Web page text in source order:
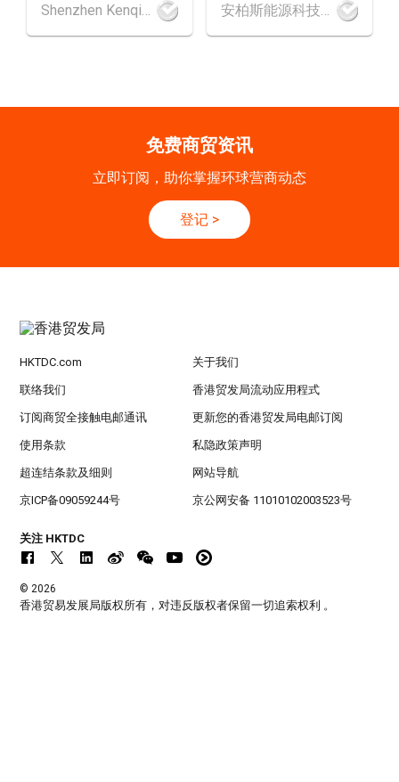
9
SEP
香港
09.09.2026
SEP
运输物流学会国际会议 2026
「香港好物节 (东盟)」2026
13.10.2026 - 16.10.2026
Shenzhen Kenqing Technology Co., Ltd. 安柏斯能源科技有限公司
免费商贸资讯
立即订阅，助你掌握环球营商动态
登记 >
HKTDC.com 关于我们
联络我们 香港贸发局流动应用程式
订阅商贸全接触电邮通讯 更新您的香港贸发局电邮订阅
使用条款 私隐政策声明
超连结条款及细则 网站导航
京ICP备09059244号 京公网安备 11010102003523号
关注 HKTDC
© 2026
香港贸易发展局版权所有，对违反版权者保留一切追索权利 。